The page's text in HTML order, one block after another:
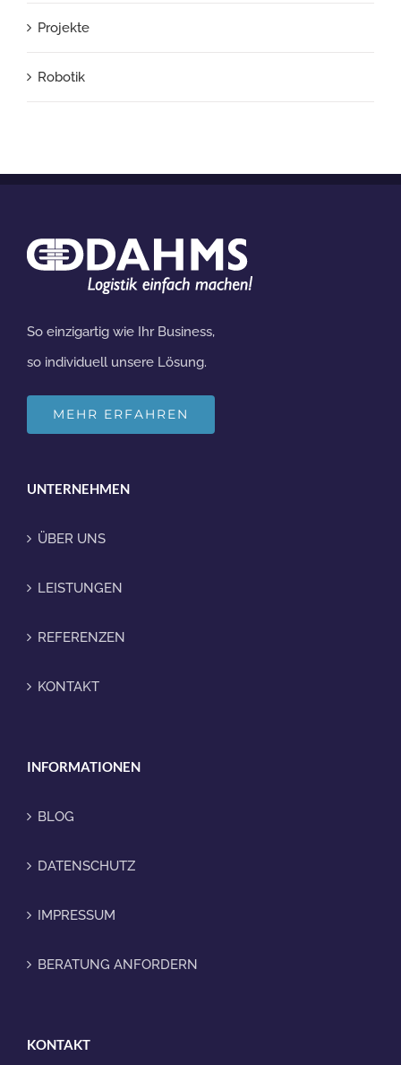
Projekte
Robotik
So einzigartig wie Ihr Business,
so individuell unsere Lösung.
MEHR ERFAHREN
UNTERNEHMEN
ÜBER UNS
LEISTUNGEN
REFERENZEN
KONTAKT
INFORMATIONEN
BLOG
DATENSCHUTZ
IMPRESSUM
BERATUNG ANFORDERN
KONTAKT